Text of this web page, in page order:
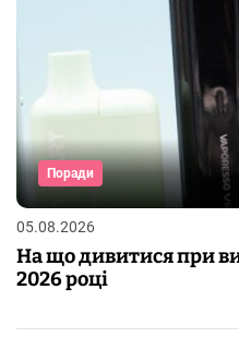
Поради
05.08.2026
На що дивитися при
2026 році